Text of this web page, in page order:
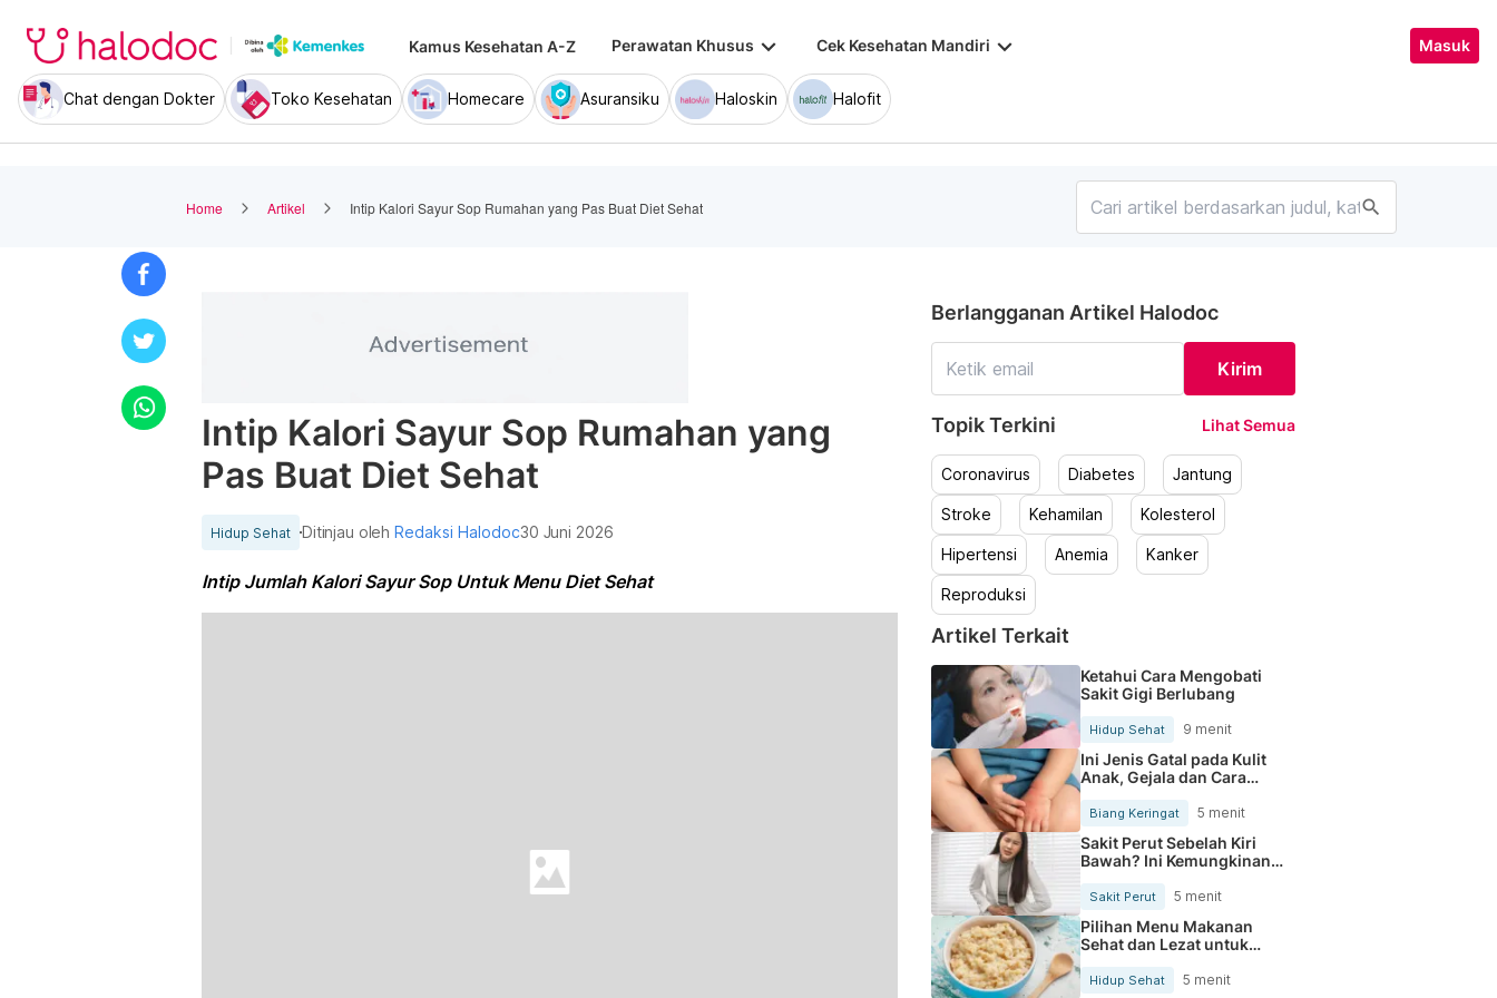
Kamus Kesehatan A-Z Perawatan Khusus keyboard_arrow_down Cek Kesehatan Mandiri keyboard_arrow_down Masuk
Chat dengan Dokter Toko Kesehatan Homecare Asuransiku Haloskin Halofit
Home Artikel Intip Kalori Sayur Sop Rumahan yang Pas Buat Diet Sehat search
Intip Kalori Sayur Sop Rumahan yang
Pas Buat Diet Sehat
Hidup Sehat Ditinjau olehRedaksi Halodoc30 Juni 2026
Intip Jumlah Kalori Sayur Sop Untuk Menu Diet Sehat
Berlangganan Artikel Halodoc
Kirim
Topik Terkini Lihat Semua
Coronavirus Diabetes Jantung
Stroke Kehamilan Kolesterol
Hipertensi Anemia Kanker
Reproduksi
Artikel Terkait
Ketahui Cara Mengobati
Sakit Gigi Berlubang
Hidup Sehat 9 menit
Ini Jenis Gatal pada Kulit
Anak, Gejala dan Cara
Mengobatinya
Biang Keringat 5 menit
Sakit Perut Sebelah Kiri
Bawah? Ini Kemungkinan
Sakit Perut 5 menit
Pilihan Menu Makanan
Sehat dan Lezat untuk
Mengurangi Kolesterol
Hidup Sehat 5 menit